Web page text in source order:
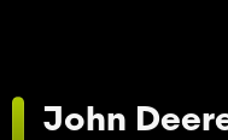
John